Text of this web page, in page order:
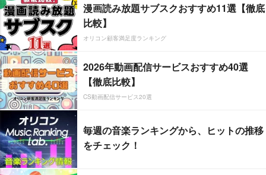
漫画読み放題サブスクおすすめ11選【徹底
比較】
オリコン顧客満足度ランキング
2026年動画配信サービスおすすめ40選
【徹底比較】
CS動画配信サービス20選
毎週の音楽ランキングから、ヒットの推移
をチェック！